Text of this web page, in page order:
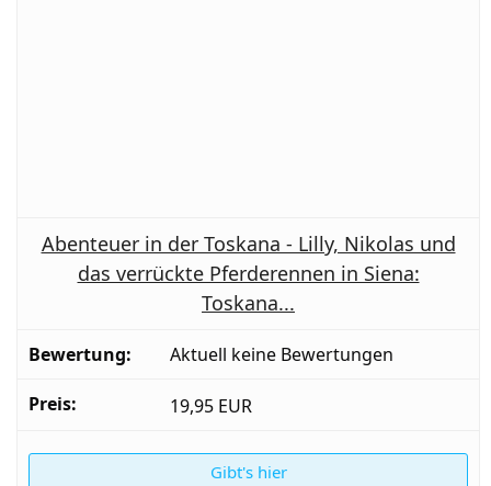
Abenteuer in der Toskana - Lilly, Nikolas und
das verrückte Pferderennen in Siena:
Toskana...
Aktuell keine Bewertungen
19,95 EUR
Gibt's hier